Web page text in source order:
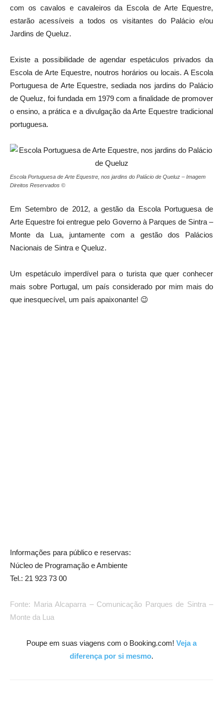
com os cavalos e cavaleiros da Escola de Arte Equestre,
estarão acessíveis a todos os visitantes do Palácio e/ou
Jardins de Queluz.
Existe a possibilidade de agendar espetáculos privados da
Escola de Arte Equestre, noutros horários ou locais. A Escola
Portuguesa de Arte Equestre, sediada nos jardins do Palácio
de Queluz, foi fundada em 1979 com a finalidade de promover
o ensino, a prática e a divulgação da Arte Equestre tradicional
portuguesa.
Escola Portuguesa de Arte Equestre, nos jardins do Palácio de Queluz – Imagem
Direitos Reservados ©
Em Setembro de 2012, a gestão da Escola Portuguesa de
Arte Equestre foi entregue pelo Governo à Parques de Sintra –
Monte da Lua, juntamente com a gestão dos Palácios
Nacionais de Sintra e Queluz.
Um espetáculo imperdível para o turista que quer conhecer
mais sobre Portugal, um país considerado por mim mais do
que inesquecível, um país apaixonante! 😉
Informações para público e reservas:
Núcleo de Programação e Ambiente
Tel.: 21 923 73 00
Fonte: Maria Alcaparra – Comunicação Parques de Sintra –
Monte da Lua
Poupe em suas viagens com o Booking.com! Veja a
diferença por si mesmo.